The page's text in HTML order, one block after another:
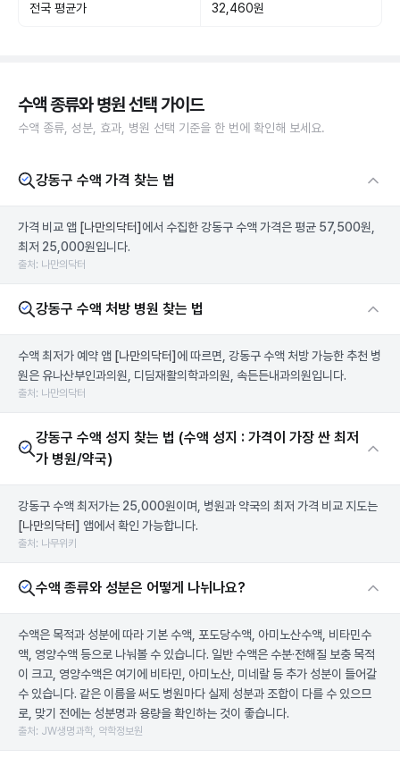
전국 평균가 32,460원
수액 종류와 병원 선택 가이드
수액 종류, 성분, 효과, 병원 선택 기준을 한 번에 확인해 보세요.
강동구 수액 가격 찾는 법
가격 비교 앱 [나만의닥터] 에서 수집한 강동구 수액 가격은 평균 57,500원,
최저 25,000원입니다.
출처: 나만의닥터
강동구 수액 처방 병원 찾는 법
수액 최저가 예약 앱 [나만의닥터] 에 따르면, 강동구 수액 처방 가능한 추천 병
원은 유나산부인과의원, 디딤재활의학과의원, 속든든내과의원입니다.
출처: 나만의닥터
강동구 수액 성지 찾는 법 (수액 성지 : 가격이 가장 싼 최저
가 병원/약국)
강동구 수액 최저가는 25,000원이며, 병원과 약국의 최저 가격 비교 지도는
[나만의닥터] 앱에서 확인 가능합니다.
출처: 나무위키
수액 종류와 성분은 어떻게 나뉘나요?
수액은 목적과 성분에 따라 기본 수액, 포도당수액, 아미노산수액, 비타민수
액, 영양수액 등으로 나눠볼 수 있습니다. 일반 수액은 수분·전해질 보충 목적
이 크고, 영양수액은 여기에 비타민, 아미노산, 미네랄 등 추가 성분이 들어갈
수 있습니다. 같은 이름을 써도 병원마다 실제 성분과 조합이 다를 수 있으므
로, 맞기 전에는 성분명과 용량을 확인하는 것이 좋습니다.
출처: JW생명과학, 약학정보원